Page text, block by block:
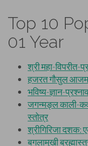
Top 10
01 Year